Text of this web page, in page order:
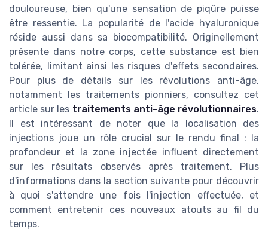
douloureuse, bien qu'une sensation de piqûre puisse
être ressentie. La popularité de l'acide hyaluronique
réside aussi dans sa biocompatibilité. Originellement
présente dans notre corps, cette substance est bien
tolérée, limitant ainsi les risques d'effets secondaires.
Pour plus de détails sur les révolutions anti-âge,
notamment les traitements pionniers, consultez cet
article sur les traitements anti-âge révolutionnaires.
Il est intéressant de noter que la localisation des
injections joue un rôle crucial sur le rendu final : la
profondeur et la zone injectée influent directement
sur les résultats observés après traitement. Plus
d'informations dans la section suivante pour découvrir
à quoi s'attendre une fois l'injection effectuée, et
comment entretenir ces nouveaux atouts au fil du
temps.